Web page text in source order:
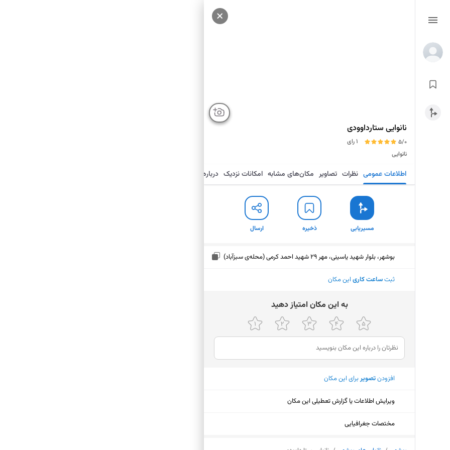
نانوایی ستارداوودی
5/0
1 رای
نانوایی
اطلاعات عمومی نظرات تصاویر مکان‌های مشابه امکانات نزدیک درباره
مسیریابی ذخیره ارسال
بوشهر، بلوار شهید یاسینی، مهر 29 شهید احمد کرمی (محله‌ی سبزآباد)
ثبتساعت کاری این مکان
ﺑﻪ اﯾﻦ ﻣﮑﺎن اﻣﺘﯿﺎز دﻫﯿﺪ
افزودنتصویربرای این مکان
ویرایش اطلاعات یا گزارش تعطیلی این مکان
مختصات جغرافیایی